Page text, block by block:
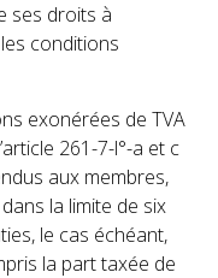
ses droits à
conditions
exonérées de TVA
261-7-l°-a et c
aux membres,
la limite de six
le cas échéant,
la part taxée de